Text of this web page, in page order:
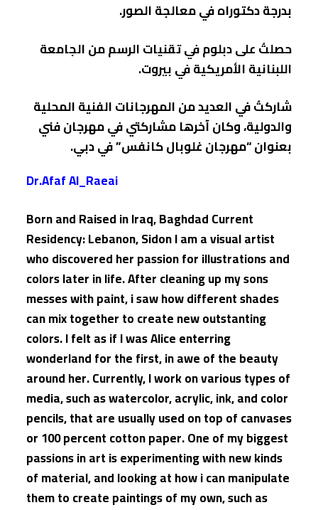
بدرجة دكتوراه في معالجة الصور.
حصلتُ على دبلوم في تقنيات الرسم من الجامعة
اللبنانية الأمريكية في بيروت.
شاركتُ في العديد من المهرجانات الفنية المحلية
والدولية، وكان آخرها مشاركتي في مهرجان فني
بعنوان “مهرجان غلوبال كانفس” في دبي.
Dr.Afaf Al_Raeai
Born and Raised in Iraq, Baghdad Current
Residency: Lebanon, Sidon I am a visual artist
who discovered her passion for illustrations and
colors later in life. After cleaning up my sons
messes with paint, i saw how different shades
can mix together to create new outstanting
colors. I felt as if I was Alice enterring
wonderland for the first, in awe of the beauty
around her. Currently, I work on various types of
media, such as watercolor, acrylic, ink, and color
pencils, that are usually used on top of canvases
or 100 percent cotton paper. One of my biggest
passions in art is experimenting with new kinds
of material, and looking at how i can manipulate
them to create paintings of my own, such as